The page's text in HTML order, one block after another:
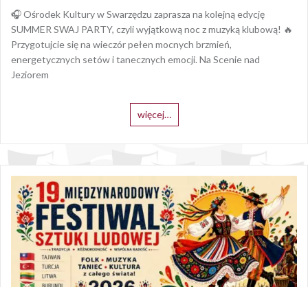
🎧 Ośrodek Kultury w Swarzędzu zaprasza na kolejną edycję
SUMMER SWAJ PARTY, czyli wyjątkową noc z muzyką klubową! 🔥
Przygotujcie się na wieczór pełen mocnych brzmień,
energetycznych setów i tanecznych emocji. Na Scenie nad
Jeziorem
więcej…